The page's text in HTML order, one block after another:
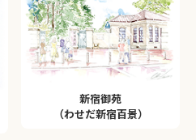
新宿御苑
（わせだ新宿百景）